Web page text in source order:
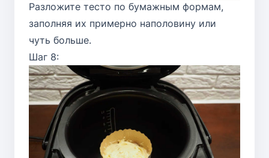
Разложите тесто по бумажным формам,
заполняя их примерно наполовину или
чуть больше.
Шаг 8: